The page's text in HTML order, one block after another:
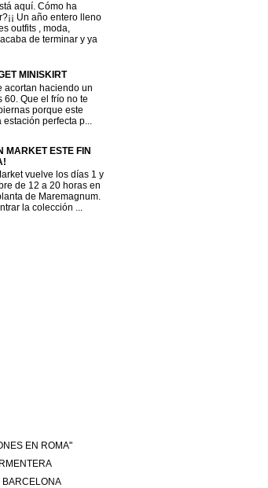
aquí. Cómo ha
Un año entero lleno
outfits , moda,
de terminar y ya
MINISKIRT
acortan haciendo un
60. Que el frío no te
porque este
perfecta p...
MARKET ESTE FIN
vuelve los días 1 y
de 12 a 20 horas en
de Maremagnum.
la colección ...
EN ROMA"
BARCELONA